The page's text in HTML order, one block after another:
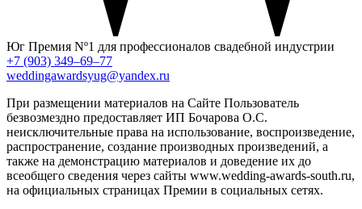
Юг Премия Nº1 для профессионалов свадебной индустрии
+7 (903) 349–69–77
weddingawardsyug@yandex.ru
При размещении материалов на Сайте Пользователь
безвозмездно предоставляет ИП Бочарова О.С.
неисключительные права на использование, воспроизведение,
распространение, создание производных произведений, а
также на демонстрацию материалов и доведение их до
всеобщего сведения через сайты www.wedding-awards-south.ru,
на официальных страницах Премии в социальных сетях.